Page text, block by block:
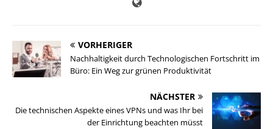
VORHERIGER
Nachhaltigkeit durch Technologischen Fortschritt im
Büro: Ein Weg zur grünen Produktivität
NÄCHSTER
Die technischen Aspekte eines VPNs und was Ihr bei
der Einrichtung beachten müsst